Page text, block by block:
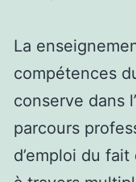
La
compétences
conserve dans
parcours
d’emploi du